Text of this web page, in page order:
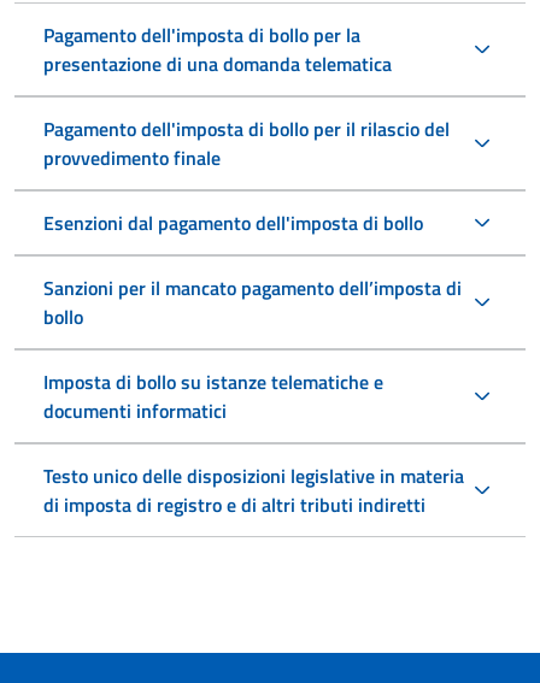
Pagamento dell'imposta di bollo per la
presentazione di una domanda telematica
Pagamento dell'imposta di bollo per il rilascio del
provvedimento finale
Esenzioni dal pagamento dell'imposta di bollo
Sanzioni per il mancato pagamento dell’imposta di
bollo
Imposta di bollo su istanze telematiche e
documenti informatici
Testo unico delle disposizioni legislative in materia
di imposta di registro e di altri tributi indiretti